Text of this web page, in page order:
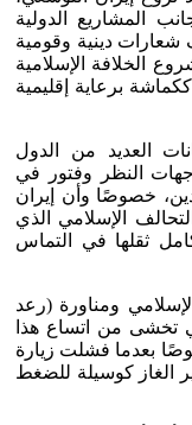
المشاريع الدولية
شعارات دينية وقومية
الخلافة الإسلامية
برعاية إقليمية
العديد من الدول
النظر وفتور في
خصوصًا وأن إيران
الإسلامي الذي
ثقلها في التماس
ومناورة (رعد
تخشى من اتساع هذا
بعدما فشلت زيارة
الغاز كوسيلة للضغط